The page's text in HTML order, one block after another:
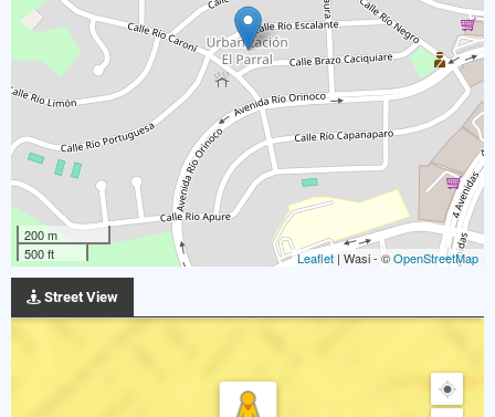
200 m
500 ft
Leaflet | Wasi - ©OpenStreetMap
Street View